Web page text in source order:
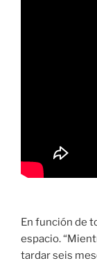
En función de
espacio.
tardar seis